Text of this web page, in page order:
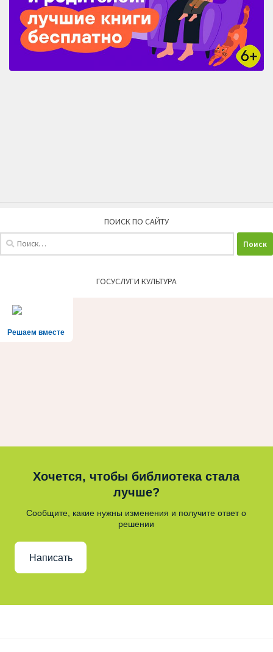
ПОИСК ПО САЙТУ
ГОСУСЛУГИ КУЛЬТУРА
Решаем вместе
Хочется, чтобы библиотека стала
лучше?
Сообщите, какие нужны изменения и получите ответ о
решении
Написать